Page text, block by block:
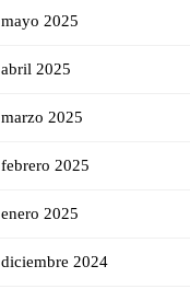
mayo 2025
abril 2025
marzo 2025
febrero 2025
enero 2025
diciembre 2024